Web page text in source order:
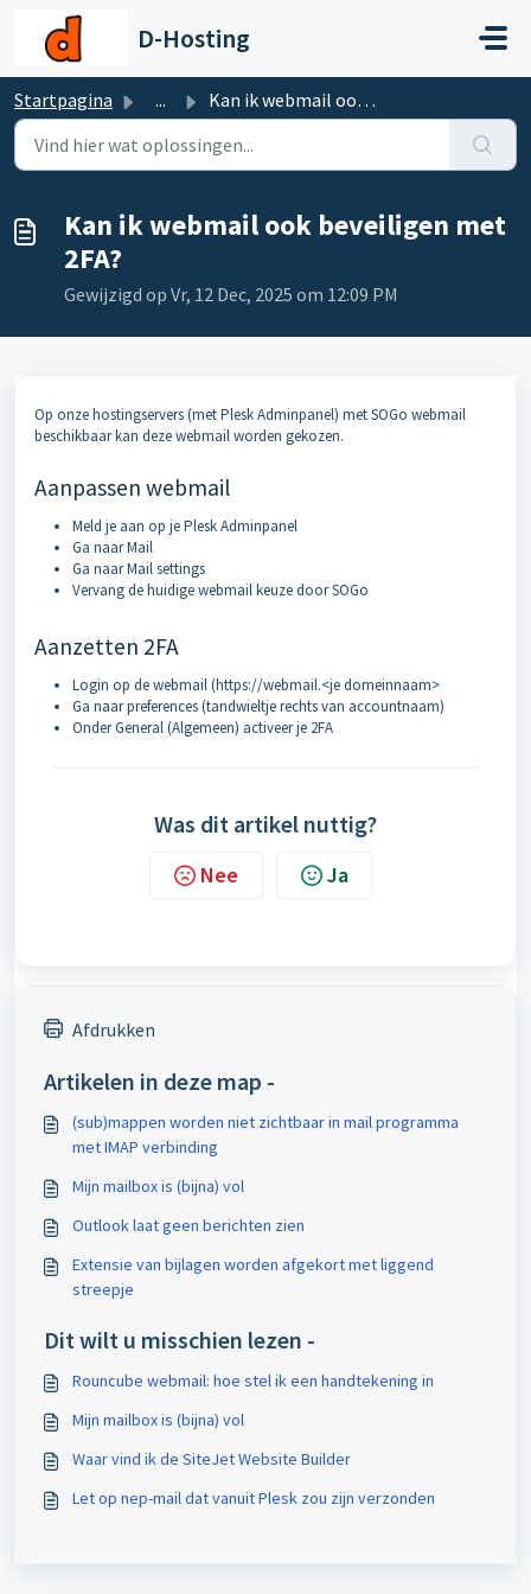
Doorgaan naar hoofdinhoud
D-Hosting
Startpagina ... Kan ik webmail ook beveiligen met 2FA?
Kan ik webmail ook beveiligen met
2FA?
Gewijzigd op Vr, 12 Dec, 2025 om 12:09 PM
Op onze hostingservers (met Plesk Adminpanel) met SOGo webmail
beschikbaar kan deze webmail worden gekozen.
Aanpassen webmail
Meld je aan op je Plesk Adminpanel
Ga naar Mail
Ga naar Mail settings
Vervang de huidige webmail keuze door SOGo
Aanzetten 2FA
Login op de webmail (https://webmail.<je domeinnaam>
Ga naar preferences (tandwieltje rechts van accountnaam)
Onder General (Algemeen) activeer je 2FA
Was dit artikel nuttig?
Nee Ja
Afdrukken
Artikelen in deze map -
(sub)mappen worden niet zichtbaar in mail programma
met IMAP verbinding
Mijn mailbox is (bijna) vol
Outlook laat geen berichten zien
Extensie van bijlagen worden afgekort met liggend
streepje
Dit wilt u misschien lezen -
Rouncube webmail: hoe stel ik een handtekening in
Mijn mailbox is (bijna) vol
Waar vind ik de SiteJet Website Builder
Let op nep-mail dat vanuit Plesk zou zijn verzonden